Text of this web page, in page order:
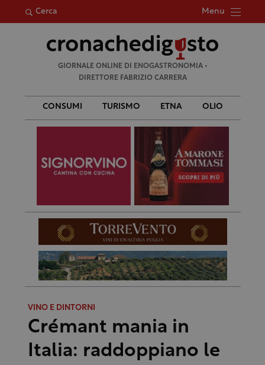
Cerca Menu
per:
GIORNALE ONLINE DI ENOGASTRONOMIA •
DIRETTORE FABRIZIO CARRERA
CONSUMI TURISMO ETNA OLIO
VINO E DINTORNI
Crémant mania in
Italia: raddoppiano le